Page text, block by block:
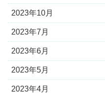
2023年10月
2023年7月
2023年6月
2023年5月
2023年4月